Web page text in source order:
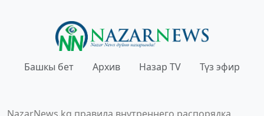
Башкы бет Архив Назар TV Түз эфир